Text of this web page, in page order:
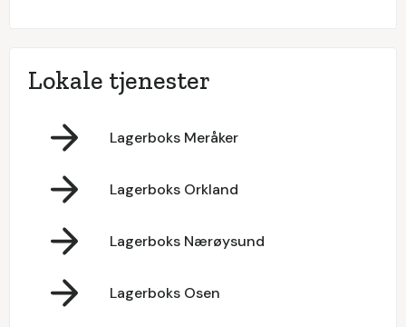
Lokale tjenester
Lagerboks Meråker
Lagerboks Orkland
Lagerboks Nærøysund
Lagerboks Osen